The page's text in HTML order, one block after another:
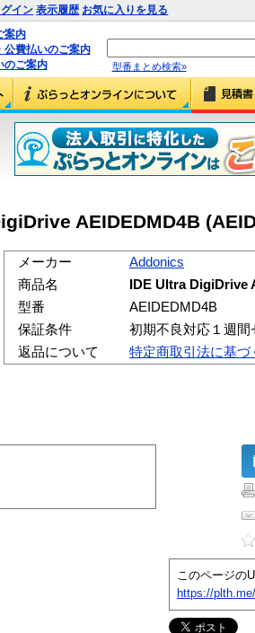
グイン 表示履歴 お気に入りを見る
案内
公費払いのご案内
のご案内
型番まとめ検索»
AEIDEDMD4B
メーカー
Addonics
商品名
IDE Ultra DigiDrive
型番
AEIDEDMD4B
保証条件
初期不良対応１週間
返品について
特定商取引法に基づ
このページの
https://